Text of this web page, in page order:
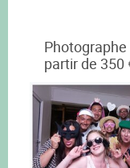
partir de 350